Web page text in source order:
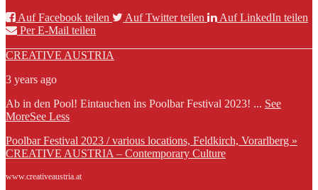
Auf Facebook teilen
Auf Twitter teilen
Auf LinkedIn teilen
Per E-Mail teilen
CREATIVE AUSTRIA
3 years ago
Ab in den Pool! Eintauchen ins Poolbar Festival 2023! ... See
MoreSee Less
Poolbar Festival 2023 / various locations, Feldkirch, Vorarlberg »
CREATIVE AUSTRIA – Contemporary Culture
www.creativeaustria.at